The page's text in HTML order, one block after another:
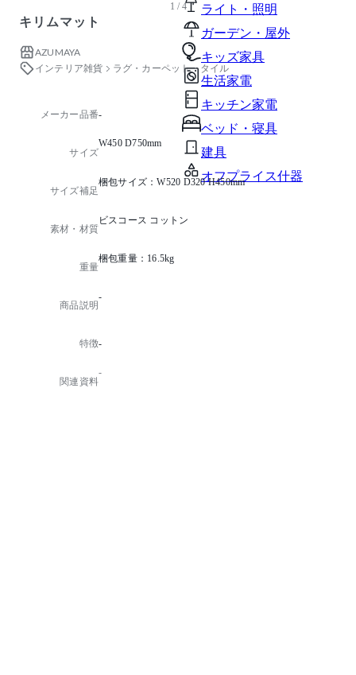
ライト・照明
ガーデン・屋外
キッズ家具
生活家電
キッチン家電
ベッド・寝具
建具
オフプライス什器
1 / 4
キリムマット
AZUMAYA
インテリア雑貨
ラグ・カーペット・タイル
メーカー品番-
サイズ
W450 D750mm
サイズ補足
梱包サイズ：W520 D320 H450mm
素材・材質
ビスコース コットン
重量
梱包重量：16.5kg
商品説明
-
特徴-
関連資料
-